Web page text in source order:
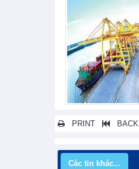
PRINT BACK
Các tin khác...